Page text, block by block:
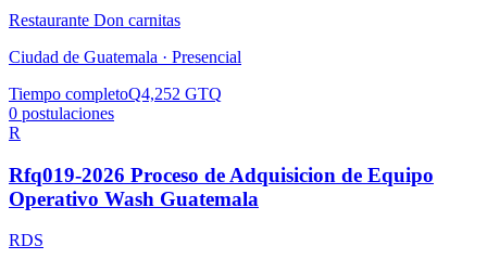
Restaurante Don carnitas
Ciudad de Guatemala · Presencial
Tiempo completoQ4,252 GTQ
0 postulaciones
R
Rfq019-2026 Proceso de Adquisicion de Equipo
Operativo Wash Guatemala
RDS